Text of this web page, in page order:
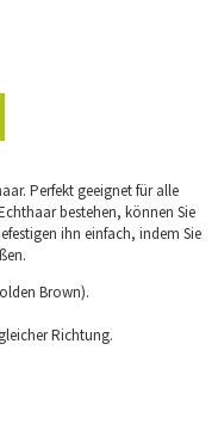
Perfekt geeignet für alle
bestehen, können Sie
ihn einfach, indem Sie
Brown).
Richtung.